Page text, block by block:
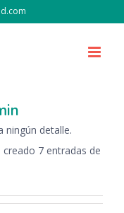
ningún detalle.
7 entradas de